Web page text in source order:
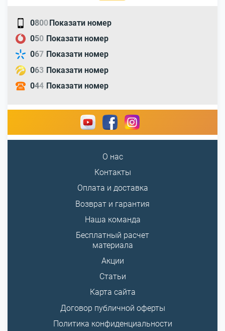
0800Показати номер
050 Показати номер
067 Показати номер
063 Показати номер
044 Показати номер
О нас
Контакты
Оплата и доставка
Возврат и гарантия
Наша команда
Бесплатный расчет
материала
Акции
Статьи
Карта сайта
Договор публичной оферты
Политика конфиденциальности